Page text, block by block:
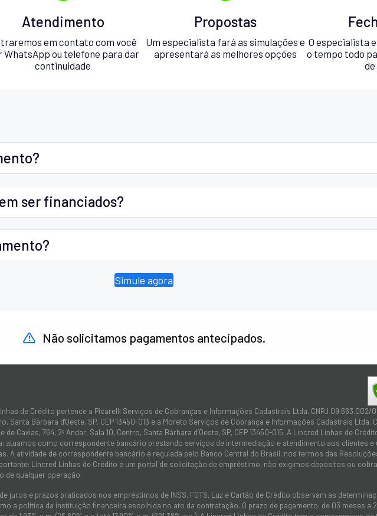
Atendimento
em contato com você
WhatsApp ou telefone para dar
continuidade
Propostas
Um especialista fará as simulações e
apresentará as melhores opções
O especialista
o tempo todo
ser financiados?
Simule agora
Não solicitamos pagamentos antecipados.
de Crédito pertence a Picarelli Serviços de Cobranças e Informações Cadastrais Ltda. CNPJ 09.663.002/
Santa Bárbara d'Oeste, SP, CEP 13450-013 e a Moreto Serviços de Cobrança e Informações Cadastrais Ltda.
de Caxias, 764, 2º Andar, Sala 10, Centro, Santa Bárbara d’Oeste, SP, CEP 13450-015. A Lincred Linhas de
atuamos como correspondente bancário prestando serviços de intermediação e atendimento aos clientes
A atividade de correspondente bancário é regulada pelo Banco Central do Brasil, nos termos das
Lincred Linhas de Crédito é um portal de solicitação de empréstimo, não exigimos depósitos ou
de qualquer operação.
juros e prazos praticados nos empréstimos de INSS, FGTS, Luz e Cartão de Crédito observam as
a política da instituição financeira escolhida no ato da contratação. O prazo de pagamento: de 03 meses a